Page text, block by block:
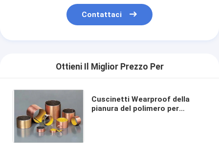
Contattaci
Ottieni Il Miglior Prezzo Per
Cuscinetti Wearproof della
pianura del polimero per